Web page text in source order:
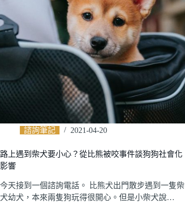
諮詢筆記 2021-04-20
路上遇到柴犬要小心？從比熊被咬事件談狗狗社會化
影響
今天接到一個諮詢電話。 比熊犬出門散步遇到一隻柴
犬幼犬，本來兩隻狗玩得很開心。但是小柴犬說…